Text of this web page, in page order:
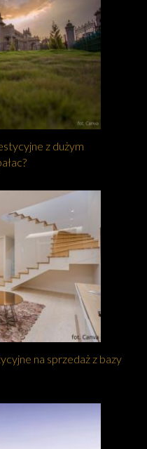
z dużym
na sprzedaż z bazy